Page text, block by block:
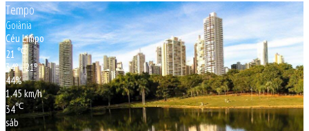
Tempo
Goiânia
Céu Limpo
21℃
34º - 21º
44%
1.45 km/h
34℃
sáb